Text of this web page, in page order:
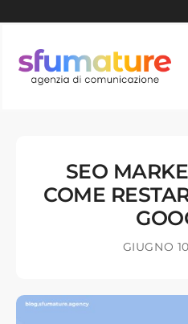
content
AGENZIA
SITE AUDIT GRATUITO
SEO
COME
GIUGNO